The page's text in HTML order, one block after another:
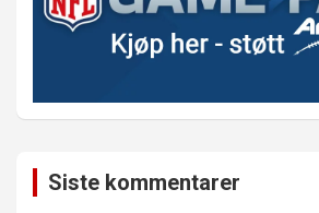
Siste kommentarer